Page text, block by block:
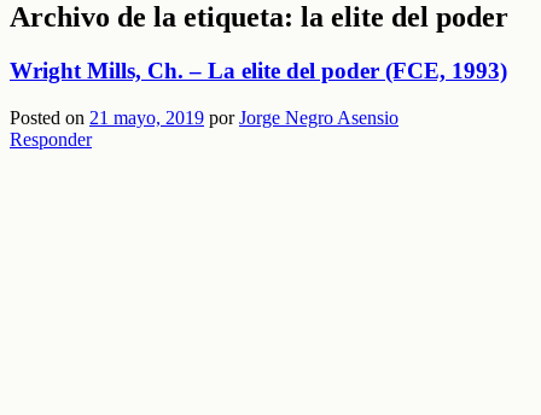
Archivo de la etiqueta: la elite del poder
Wright Mills, Ch. – La elite del poder (FCE, 1993)
Posted on 21 mayo, 2019 porJorge Negro Asensio
Responder